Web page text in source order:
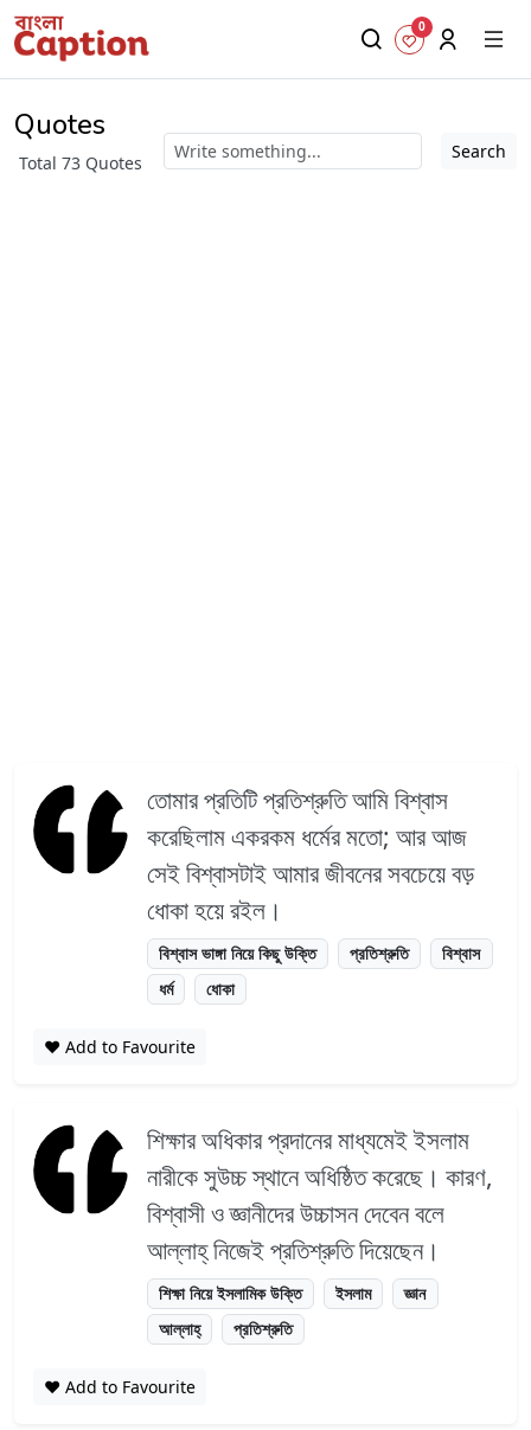
0
Quotes
Total 73 Quotes
Search
তোমার প্রতিটি প্রতিশ্রুতি আমি বিশ্বাস
করেছিলাম একরকম ধর্মের মতো; আর আজ
সেই বিশ্বাসটাই আমার জীবনের সবচেয়ে বড়
ধোকা হয়ে রইল।
বিশ্বাস ভাঙ্গা নিয়ে কিছু উক্তি প্রতিশ্রুতি
বিশ্বাস
ধর্ম
ধোকা
❤️ Add to Favourite
শিক্ষার অধিকার প্রদানের মাধ্যমেই ইসলাম
নারীকে সুউচ্চ স্থানে অধিষ্ঠিত করেছে। কারণ,
বিশ্বাসী ও জ্ঞানীদের উচ্চাসন দেবেন বলে
আল্লাহ্ নিজেই প্রতিশ্রুতি দিয়েছেন।
শিক্ষা নিয়ে ইসলামিক উক্তি ইসলাম
জ্ঞান
আল্লাহ্
প্রতিশ্রুতি
❤️ Add to Favourite